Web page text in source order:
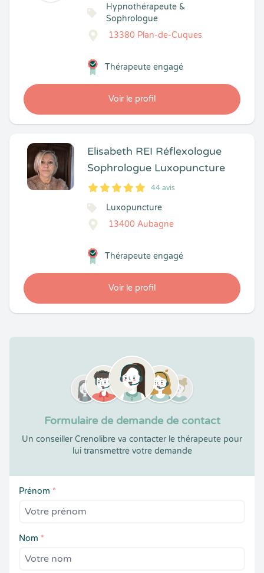
Hypnothérapeute &
Sophrologue
13380 Plan-de-Cuques
Voir le profil
Thérapeute engagé
Elisabeth REI Réflexologue
Sophrologue Luxopuncture
5
1
5
44 44 avis
Luxopuncture
13400 Aubagne
Voir le profil
Thérapeute engagé
Formulaire de demande de contact
Un conseiller Crenolibre va contacter le thérapeute pour
lui transmettre votre demande
Prénom *
Nom *